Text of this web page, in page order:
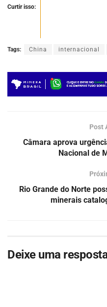
Curtir isso:
Tags: China internacional
Post
Câmara aprova
Nacional de
Rio Grande do Norte
minerais
Deixe uma